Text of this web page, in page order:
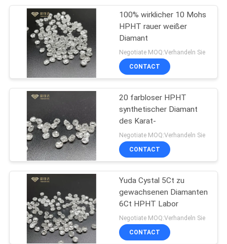
100% wirklicher 10 Mohs
HPHT rauer weißer
Diamant
Negotiate MOQ:Verhandeln Sie
CONTACT
20 farbloser HPHT
synthetischer Diamant
des Karat-
Negotiate MOQ:Verhandeln Sie
CONTACT
Yuda Cystal 5Ct zu
gewachsenen Diamanten
6Ct HPHT Labor
Negotiate MOQ:Verhandeln Sie
CONTACT